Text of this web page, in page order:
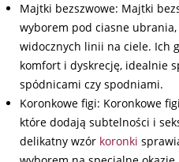
Majtki bezszwowe: Majtki
wyborem pod ciasne
widocznych linii na ciele. Ich
komfort i dyskrecję, idealnie
spódnicami czy spodniami.
Koronkowe figi: Koronkowe
które dodają subtelności i
delikatny wzór koronki